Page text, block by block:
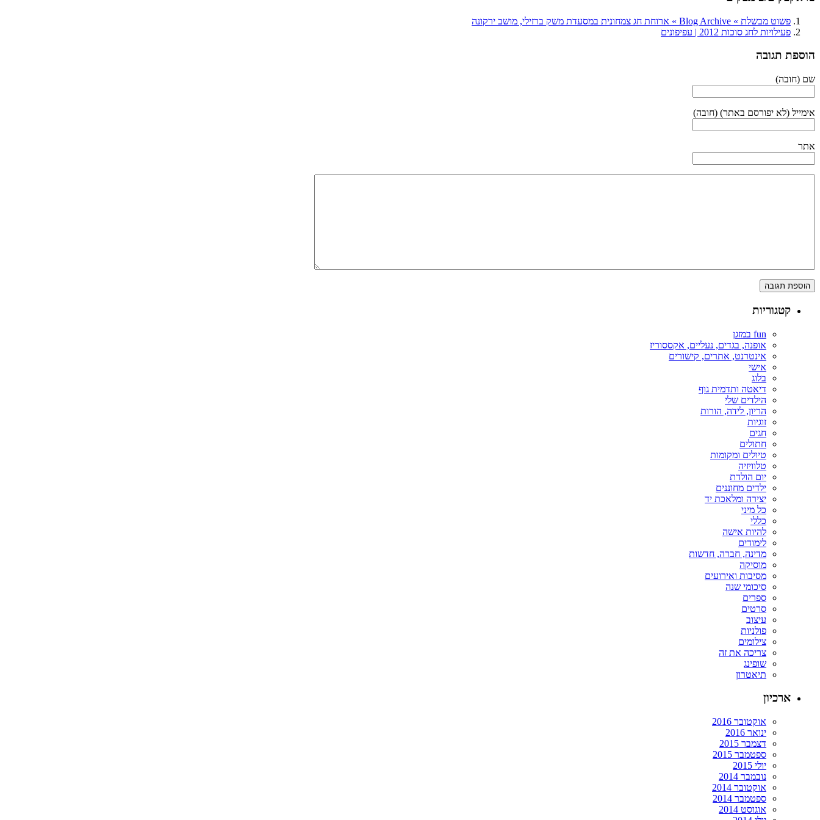
פשוט מבשלת » Blog Archive » ארוחת חג צמחונית במסעדת משק ברזילי, מושב ירקונה
פעילויות לחג סוכות 2012 | עפיפונים
הוספת תגובה
שם (חובה)
אימייל (לא יפורסם באתר) (חובה)
אתר
קטגוריות
fun במזגן
אופנה, בגדים, נעליים, אקססוריז
אינטרנט, אתרים, קישורים
אישי
בלוג
דיאטה ותדמית גוף
הילדים שלי
הריון, לידה, הורות
זוגיות
חגים
חתולים
טיולים ומקומות
טלוויזיה
יום הולדת
ילדים מחוננים
יצירה ומלאכת יד
כל מיני
כללי
להיות אישה
לימודים
מדינה, חברה, חדשות
מוסיקה
מסיבות ואירועים
סיכומי שנה
ספרים
סרטים
עיצוב
פולניות
צילומים
צריכה את זה
שופינג
תיאטרון
ארכיון
אוקטובר 2016
ינואר 2016
דצמבר 2015
ספטמבר 2015
יולי 2015
נובמבר 2014
אוקטובר 2014
ספטמבר 2014
אוגוסט 2014